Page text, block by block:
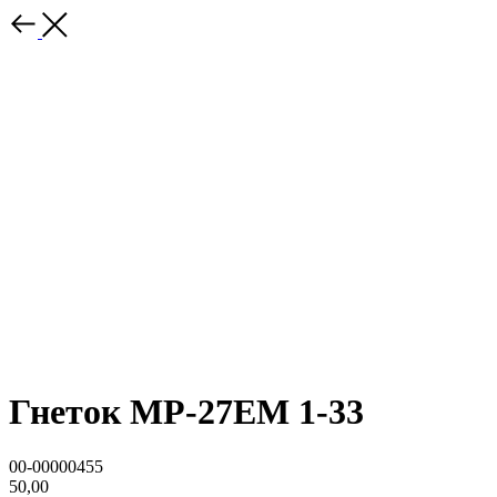
Гнеток МР-27ЕМ 1-33
00-00000455
50,00